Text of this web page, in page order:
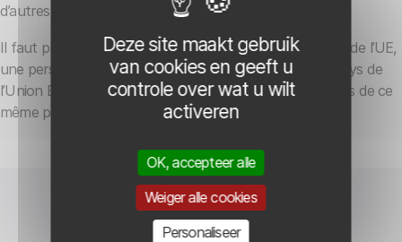
d’autres.
Il faut préciser que, en tant que ressortissant d’un pays de l’UE,
une personne peut aussi étudier dans n’importe quel pays de
l’Union Européenne, au même prix que les ressortissants de ce
même pays.
Deze site maakt gebruik
van cookies en geeft u
controle over wat u wilt
activeren
OK, accepteer alle
Weiger alle cookies
Personaliseer